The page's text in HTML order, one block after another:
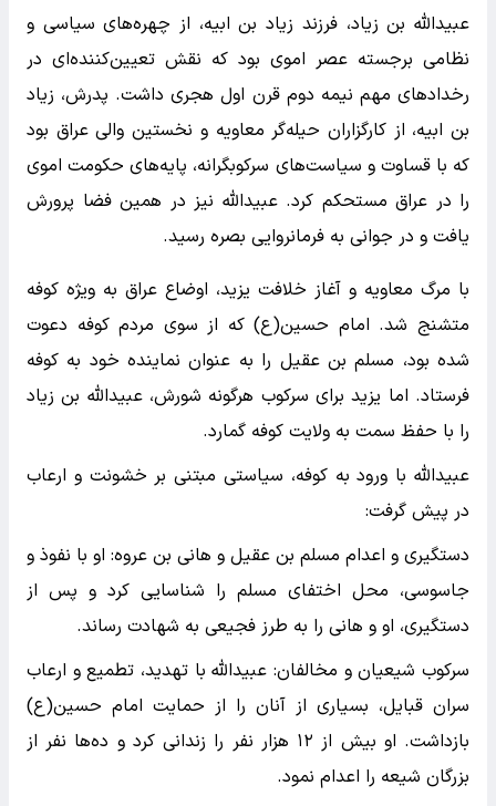
عبیدالله بن زیاد، فرزند زیاد بن ابیه، از چهره‌های سیاسی و
نظامی برجسته عصر اموی بود که نقش تعیین‌کننده‌ای در
رخدادهای مهم نیمه دوم قرن اول هجری داشت. پدرش، زیاد
بن ابیه، از کارگزاران حیله‌گر معاویه و نخستین والی عراق بود
که با قساوت و سیاست‌های سرکوبگرانه، پایه‌های حکومت اموی
را در عراق مستحکم کرد. عبیدالله نیز در همین فضا پرورش
یافت و در جوانی به فرمانروایی بصره رسید.
با مرگ معاویه و آغاز خلافت یزید، اوضاع عراق به ویژه کوفه
متشنج شد. امام حسین(ع) که از سوی مردم کوفه دعوت
شده بود، مسلم بن عقیل را به عنوان نماینده خود به کوفه
فرستاد. اما یزید برای سرکوب هرگونه شورش، عبیدالله بن زیاد
را با حفظ سمت به ولایت کوفه گمارد.
عبیدالله با ورود به کوفه، سیاستی مبتنی بر خشونت و ارعاب
در پیش گرفت:
دستگیری و اعدام مسلم بن عقیل و هانی بن عروه: او با نفوذ و
جاسوسی، محل اختفای مسلم را شناسایی کرد و پس از
دستگیری، او و هانی را به طرز فجیعی به شهادت رساند.
سرکوب شیعیان و مخالفان: عبیدالله با تهدید، تطمیع و ارعاب
سران قبایل، بسیاری از آنان را از حمایت امام حسین(ع)
بازداشت. او بیش از ۱۲ هزار نفر را زندانی کرد و ده‌ها نفر از
بزرگان شیعه را اعدام نمود.